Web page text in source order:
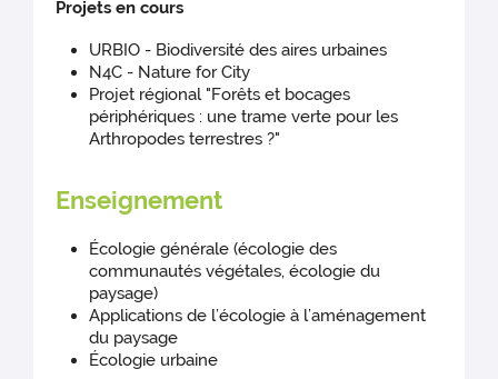
Projets en cours
URBIO - Biodiversité des aires urbaines
N4C - Nature for City
Projet régional "Forêts et bocages
périphériques : une trame verte pour les
Arthropodes terrestres ?"
Enseignement
Écologie générale (écologie des
communautés végétales, écologie du
paysage)
Applications de l’écologie à l’aménagement
du paysage
Écologie urbaine